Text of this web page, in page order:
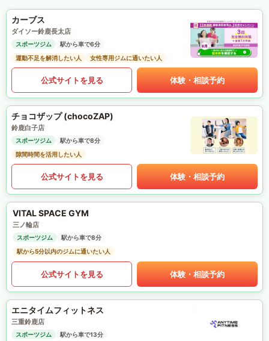
カーブス
ダイソー鈴鹿長太店
スポーツジム
駅から車で6分
運動不足を解消したい人
女性専用ジムに通いたい人
公式サイトを見る 体験・相談予約
チョコザップ (chocoZAP)
鈴鹿白子店
スポーツジム
駅から車で8分
隙間時間を活用したい人
公式サイトを見る 体験・相談予約
VITAL SPACE GYM
三ノ輪店
スポーツジム
駅から車で8分
駅から5分以内のジムに通いたい人
公式サイトを見る 体験・相談予約
エニタイムフィットネス
三重鈴鹿店
スポーツジム 駅から車で13分